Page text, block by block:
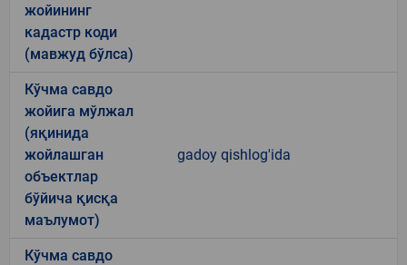
жойининг
кадастр коди
(мавжуд бўлса)
Кўчма савдо
жойига мўлжал
(яқинида
жойлашган
объектлар
бўйича қисқа
маълумот)
gadoy qishlog'ida
Кўчма савдо